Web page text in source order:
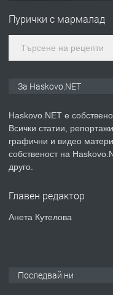
ПРЕДЛАГА
Пурички с мармалад
За Haskovo.NET
Haskovo.NET е
Всички статии,
графични и видео
собственост на
друго.
Главен редактор
Анета Кутелова
Последвай ни